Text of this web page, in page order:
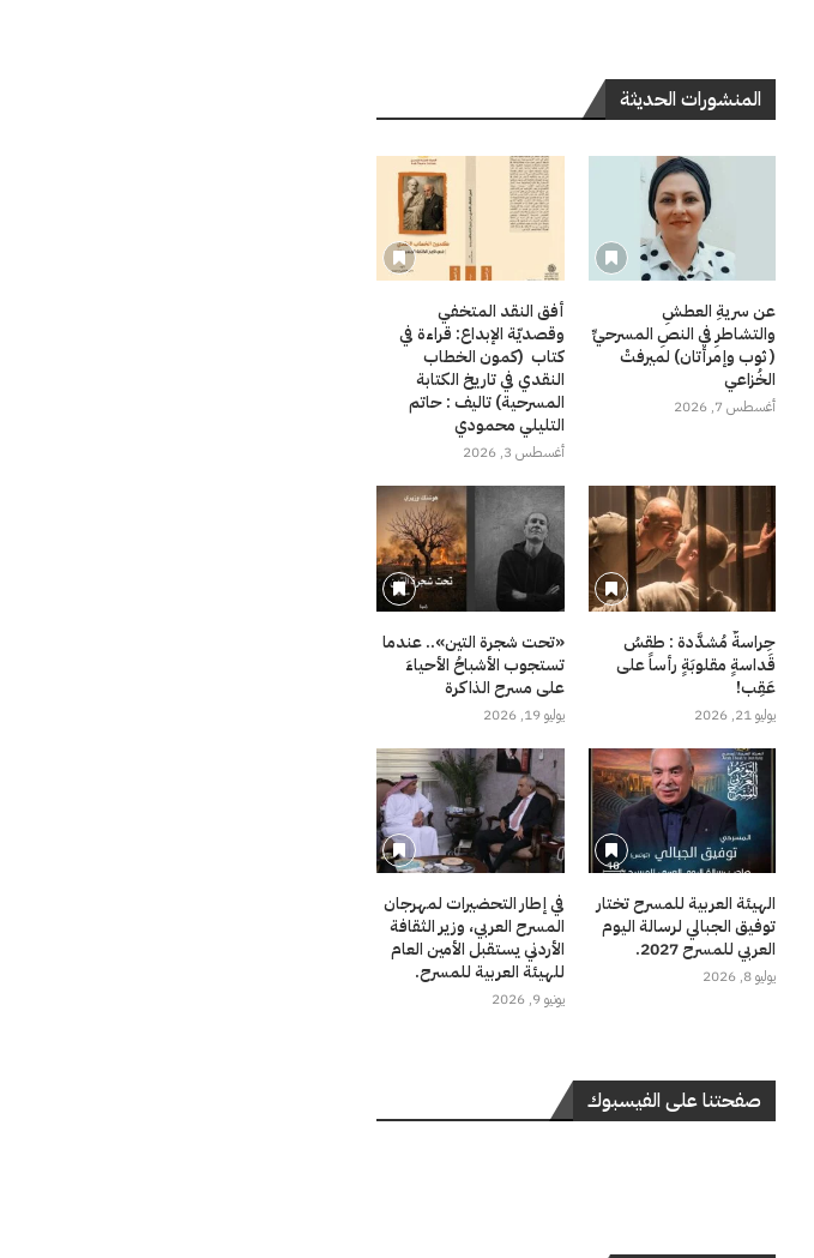
المنشورات الحديثة
عن سريةِ العطشِ
والتشاطرِ في النصِ المسرحيِّ
( ثوب وإمرأتان) لميرفتْ
الخُزاعي
أغسطس 7, 2026
أفق النقد المتخفي
وقصديّة الإبداع: قراءة في
كتاب (كمون الخطاب
النقدي في تاريخ الكتابة
المسرحية) تاليف : حاتم
التليلي محمودي
أغسطس 3, 2026
حِراسةٌ مُشدَّدة : طقسُ
قَداسةٍ مقلوبَةٍ رأساً على
عَقِب!
يوليو 21, 2026
«تحت شجرة التين».. عندما
تستجوب الأشباحُ الأحياءَ
على مسرح الذاكرة
يوليو 19, 2026
الهيئة العربية للمسرح تختار
توفيق الجبالي لرسالة اليوم
العربي للمسرح 2027.
يوليو 8, 2026
في إطار التحضيرات لمهرجان
المسرح العربي، وزير الثقافة
الأردني يستقبل الأمين العام
للهيئة العربية للمسرح.
يونيو 9, 2026
صفحتنا على الفيسبوك